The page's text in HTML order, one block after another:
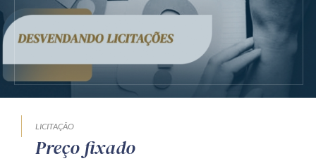
LICITAÇÃO
Preço fixado